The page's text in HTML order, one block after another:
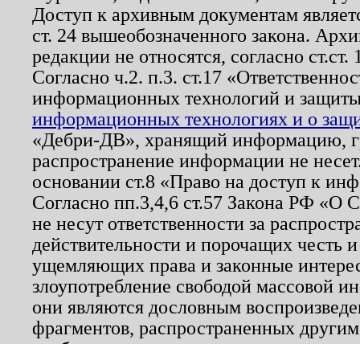
Доступ к архивным документам
ст. 24 вышеобозначенного закона.
редакции не относятся, согласно
Согласно ч.2. п.3. ст.17
информационных технологий и
информационных технологиях и о
«Дебри-ДВ», хранящий информацию,
распространение информации не
основании ст.8 «Право на доступ к
Согласно пп.3,4,6 ст.57 Закона РФ «О
не несут ответственности за
действительности и порочащих честь
ущемляющих права и законные
злоупотребление свободой массовой
они являются дословным
фрагментов, распространенных